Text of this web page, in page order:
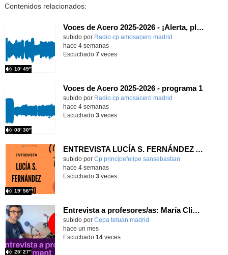
Contenidos relacionados:
Voces de Acero 2025-2026 - ¡Alerta, planeta!
Contenido educativo.
subido por Radio cp amosacero madrid
10′ 49″
hace 4 semanas
Escuchado 7veces
Voces de Acero 2025-2026 - programa 1
Contenido educativo.
subido por Radio cp amosacero madrid
08′ 30″
hace 4 semanas
Escuchado 3veces
ENTREVISTA LUCÍA S. FERNÁNDEZ ALONSO
subido por Cp principefelipe sansebastian
19′ 56″
hace 4 semanas
Escuchado 3veces
Entrevista a profesores/as: María Climent
subido por Cepa tetuan madrid
25′ 27″
hace un mes
Escuchado 14veces